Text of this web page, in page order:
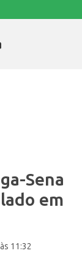
Sena
em
às 11:32